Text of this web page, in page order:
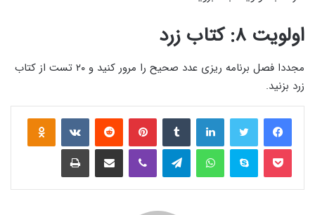
اولویت ۸: کتاب زرد
مجددا فصل برنامه ریزی عدد صحیح را مرور کنید و ۲۰ تست از کتاب
زرد بزنید.
لینکدین ‫تامبلر ‫پین‌ترست‫رددیت ‫VKontakte
پاکت اسکایپ واتس آپ تلگرام وایبر اشتراک گذاری از طریق ایمیل چاپ